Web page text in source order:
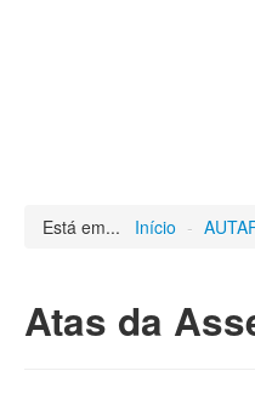
Está em...
Início -
Atas da